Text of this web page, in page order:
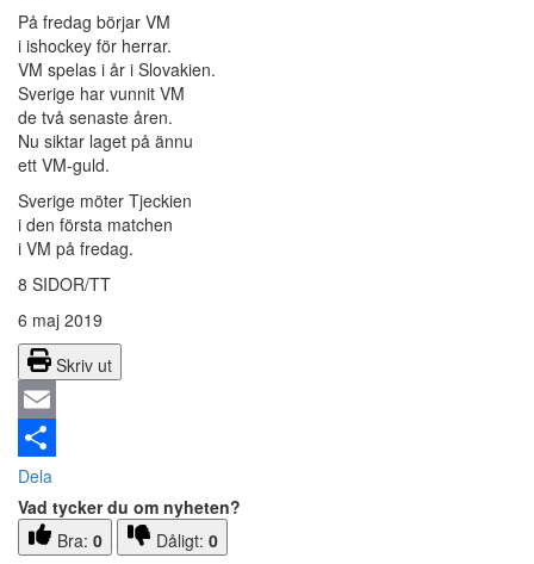
På fredag börjar VM
i ishockey för herrar.
VM spelas i år i Slovakien.
Sverige har vunnit VM
de två senaste åren.
Nu siktar laget på ännu
ett VM-guld.
Sverige möter Tjeckien
i den första matchen
i VM på fredag.
8 SIDOR/TT
6 maj 2019
Skriv ut
Email
Dela
Vad tycker du om nyheten?
Bra: 0 Dåligt: 0